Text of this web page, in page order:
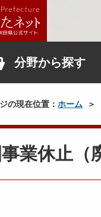
分野から探す
の現在位置： ホーム
業休止（